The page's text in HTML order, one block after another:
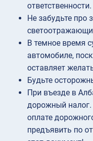
ответственности.
Не забудьте про
В темное время
автомобиле,
оставляет
Будьте
При въезде в
дорожный
оплате
предъявить по